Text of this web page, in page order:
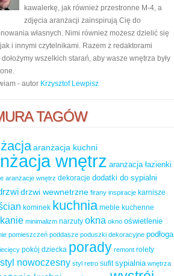
kawalerkę, jak również przestronne M-4, a
zdjęcia aranżacji zainspirują Cię do
własnych. Nimi również możesz dzielić się
i innymi czytelnikami. Razem z redaktorami
wszelkich starań, aby wasze wnętrza były
- autor Krzysztof Lewpisz
TAGÓW
aranżacja kuchni
wnętrz aranżacja łazienki
aranżacje wnętrz dekoracje dodatki do sypialni
drzwi wewnetrzne firany inspiracje karnisze
kominek kuchnia meble kuchenne
minimalizm narzuty okna okno oświetlenie
pomieszczeń poddasze poduszki dekoracyjne podłoga
pokój dziecka porady remont rolety
styl nowoczesny styl retro sufit sypialnia wnętrza